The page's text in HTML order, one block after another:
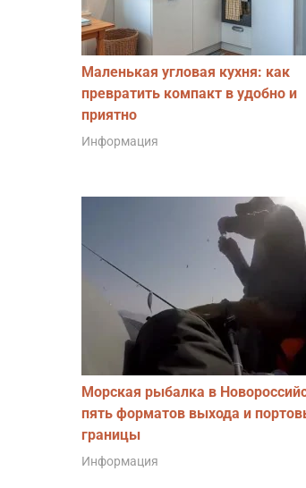
Маленькая угловая кухня: как
превратить компакт в удобно и
приятно
Информация
Морская рыбалка в
пять форматов выхода и
границы
Информация